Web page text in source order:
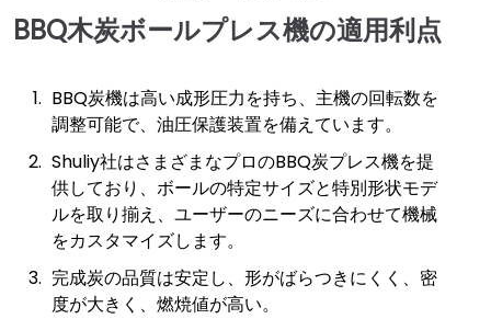
BBQ木炭ボールプレス機の適用利点
BBQ炭機は高い成形圧力を持ち、主機の回転数を
調整可能で、油圧保護装置を備えています。
Shuliy社はさまざまなプロのBBQ炭プレス機を提
供しており、ボールの特定サイズと特別形状モデ
ルを取り揃え、ユーザーのニーズに合わせて機械
をカスタマイズします。
完成炭の品質は安定し、形がばらつきにくく、密
度が大きく、燃焼値が高い。